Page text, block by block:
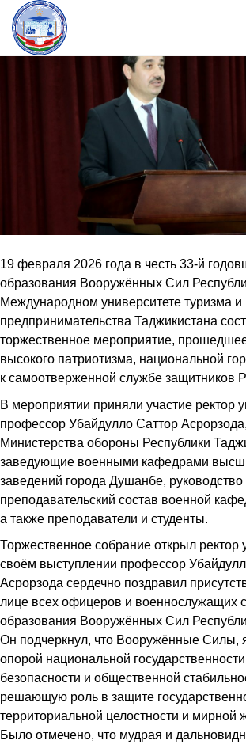
19 февраля 2026 года в честь 33-й
образования Вооружённых Сил
Международном университете туризма и
предпринимательства Таджикистана
торжественное мероприятие,
высокого патриотизма, национальной
к самоотверженной службе защитников
В мероприятии приняли участие ректор
профессор Убайдулло Саттор
Министерства обороны Республики
заведующие военными кафедрами
заведений города Душанбе,
преподавательский состав военной
а также преподаватели и студенты.
Торжественное собрание открыл ректор
своём выступлении профессор
Асрорзода сердечно поздравил
лице всех офицеров и военнослужащих
образования Вооружённых Сил
Он подчеркнул, что Вооружённые Силы,
опорой национальной
безопасности и общественной
решающую роль в защите
территориальной целостности и мирной
Было отмечено, что мудрая и